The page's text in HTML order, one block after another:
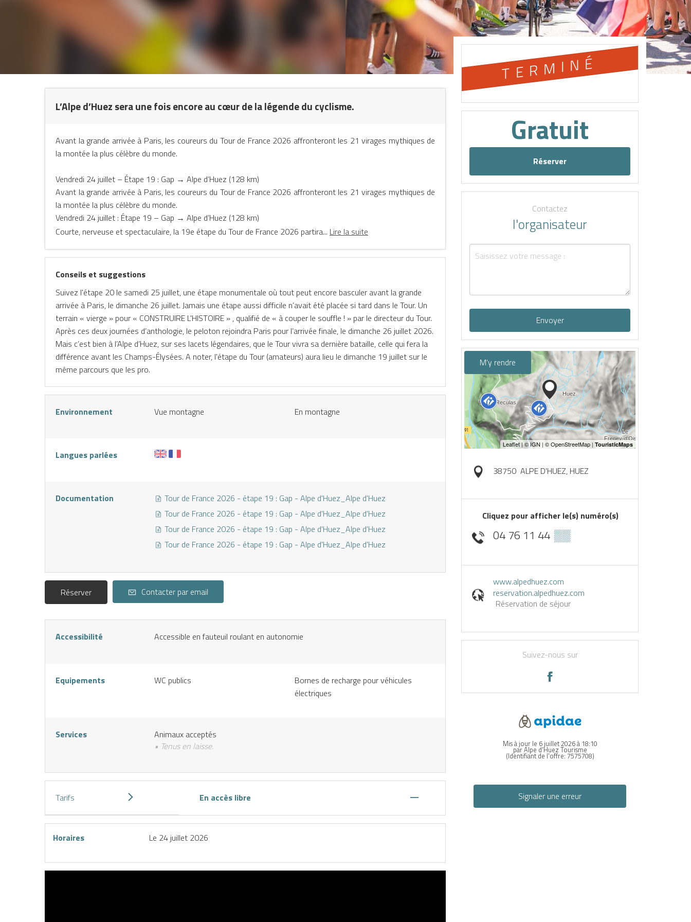
mon
L’Alpe d’Huez sera une fois encore au cœur de la légende du cyclisme.
Avant la grande arrivée à Paris, les coureurs du Tour de France 2026 affronteront les 21 virages mythiques de
la montée la plus célèbre du monde.
Vendredi 24 juillet – Étape 19 : Gap → Alpe d’Huez (128 km)
Avant la grande arrivée à Paris, les coureurs du Tour de France 2026 affronteront les 21 virages mythiques de
la montée la plus célèbre du monde.
Vendredi 24 juillet : Étape 19 – Gap → Alpe d’Huez (128 km)
Courte, nerveuse et spectaculaire, la 19e étape du Tour de France 2026 partira... Lire la suite
Conseils et suggestions
Suivez l'étape 20 le samedi 25 juillet, une étape monumentale où tout peut encore basculer avant la grande
arrivée à Paris, le dimanche 26 juillet. Jamais une étape aussi difficile n’avait été placée si tard dans le Tour. Un
terrain « vierge » pour « CONSTRUIRE L'HISTOIRE » , qualifié de « à couper le souffle ! » par le directeur du Tour.
Après ces deux journées d’anthologie, le peloton rejoindra Paris pour l’arrivée finale, le dimanche 26 juillet 2026.
Mais c’est bien à l’Alpe d’Huez, sur ses lacets légendaires, que le Tour vivra sa dernière bataille, celle qui fera la
différence avant les Champs-Élysées. A noter, l'étape du Tour (amateurs) aura lieu le dimanche 19 juillet sur le
même parcours que les pro.
Environnement Vue montagne En montagne
Langues parlées
Documentation
Tour de France 2026 - étape 19 : Gap - Alpe d'Huez_Alpe d'Huez
Tour de France 2026 - étape 19 : Gap - Alpe d'Huez_Alpe d'Huez
Tour de France 2026 - étape 19 : Gap - Alpe d'Huez_Alpe d'Huez
Tour de France 2026 - étape 19 : Gap - Alpe d'Huez_Alpe d'Huez
Réserver Contacter par email
Accessibilité Accessible en fauteuil roulant en autonomie
Equipements WC publics
Bornes de recharge pour véhicules
électriques
Services
Animaux acceptés
• Tenus en laisse.
Tarifs En accès libre —
Horaires Le 24 juillet 2026
TERMINÉ
Gratuit
Réserver
Contactez
l'organisateur
Envoyer
M'y rendre
38750 ALPE D'HUEZ, HUEZ
Cliquez pour afficher le(s) numéro(s)
04 76 11 44 ▒▒
www.alpedhuez.com
reservation.alpedhuez.com
Réservation de séjour
Suivez-nous sur
Mis à jour le 6 juillet 2026 à 18:10
par Alpe d'Huez Tourisme
(Identifiant de l'offre: 7575708)
Signaler une erreur